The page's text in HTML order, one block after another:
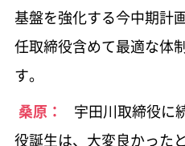
基盤を強化する今中期計
任取締役含めて最適な体
す。
桑原：
宇田川取締役に
役誕生は、大変良かった